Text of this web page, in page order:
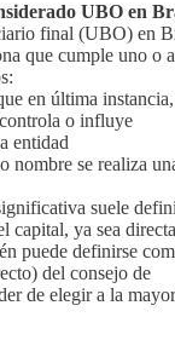
UBO en
final (UBO) en
que cumple uno o
en última
o influye
entidad
nombre se realiza
suele
capital, ya sea
puede definirse
del consejo de
de elegir a la